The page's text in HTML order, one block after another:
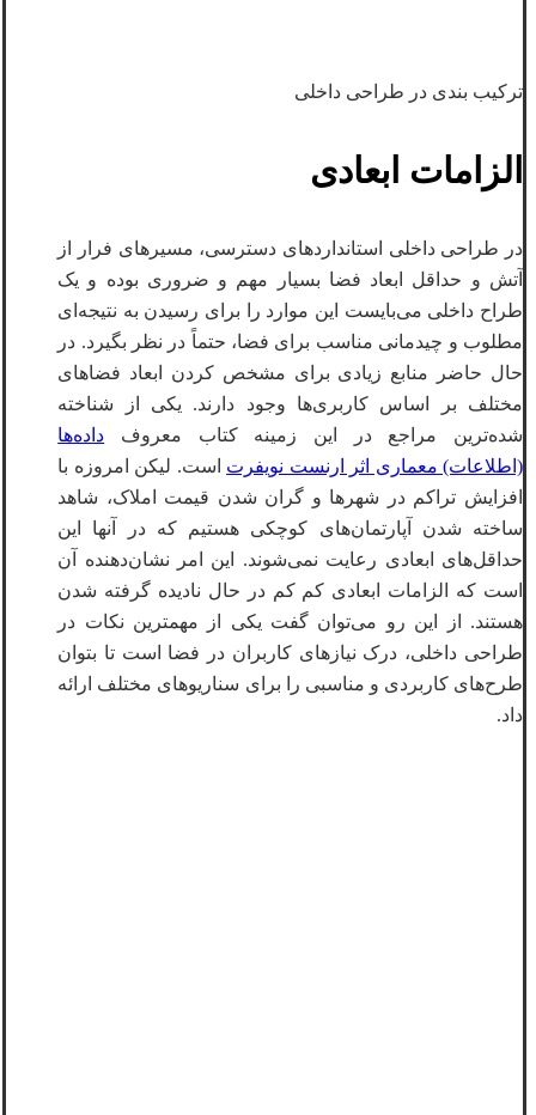
ترکیب بندی در طراحی داخلی
الزامات ابعادی
در طراحی داخلی استانداردهای دسترسی، مسیرهای فرار از
آتش و حداقل ابعاد فضا بسیار مهم و ضروری بوده و یک
طراح داخلی می‌بایست این موارد را برای رسیدن به نتیجه‌ای
مطلوب و چیدمانی مناسب برای فضا، حتماً در نظر بگیرد. در
حال حاضر منابع زیادی برای مشخص کردن ابعاد فضاهای
مختلف بر اساس کاربری‌ها وجود دارند. یکی از شناخته
شده‌ترین مراجع در این زمینه کتاب معروف داده‌ها
(اطلاعات) معماری اثر ارنست نویفرت است. لیکن امروزه با
افزایش تراکم در شهرها و گران شدن قیمت املاک، شاهد
ساخته شدن آپارتمان‌های کوچکی هستیم که در آنها این
حداقل‌های ابعادی رعایت نمی‌شوند. این امر نشان‌دهنده آن
است که الزامات ابعادی کم کم در حال نادیده گرفته شدن
هستند. از این رو می‌توان گفت یکی از مهمترین نکات در
طراحی داخلی، درک نیازهای کاربران در فضا است تا بتوان
طرح‌های کاربردی و مناسبی را برای سناریوهای مختلف ارائه
داد.